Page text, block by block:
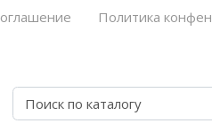
Политика